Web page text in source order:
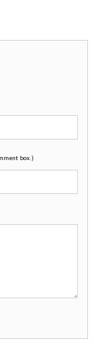
box.)